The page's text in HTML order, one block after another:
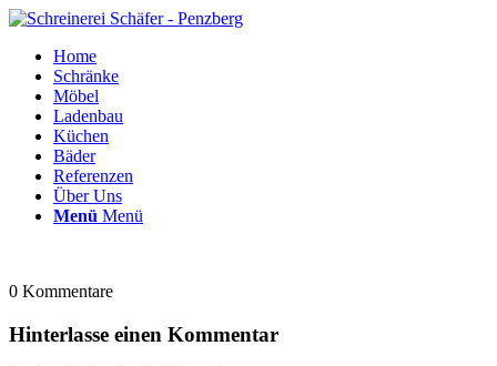
Home
Schränke
Möbel
Ladenbau
Küchen
Bäder
Referenzen
Über Uns
Menü Menü
0 Kommentare
Hinterlasse einen Kommentar